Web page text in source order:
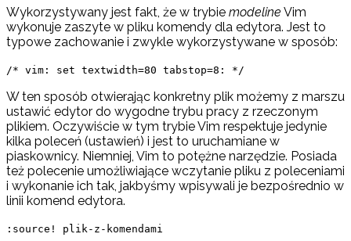
Wykorzystywany jest fakt, że w trybie modeline Vim
wykonuje zaszyte w pliku komendy dla edytora. Jest to
typowe zachowanie i zwykle wykorzystywane w sposób:
/* vim: set textwidth=80 tabstop=8: */
W ten sposób otwierając konkretny plik możemy z marszu
ustawić edytor do wygodne trybu pracy z rzeczonym
plikiem. Oczywiście w tym trybie Vim respektuje jedynie
kilka poleceń (ustawień) i jest to uruchamiane w
piaskownicy. Niemniej, Vim to potężne narzędzie. Posiada
też polecenie umożliwiające wczytanie pliku z poleceniami
i wykonanie ich tak, jakbyśmy wpisywali je bezpośrednio w
linii komend edytora.
:source! plik-z-komendami